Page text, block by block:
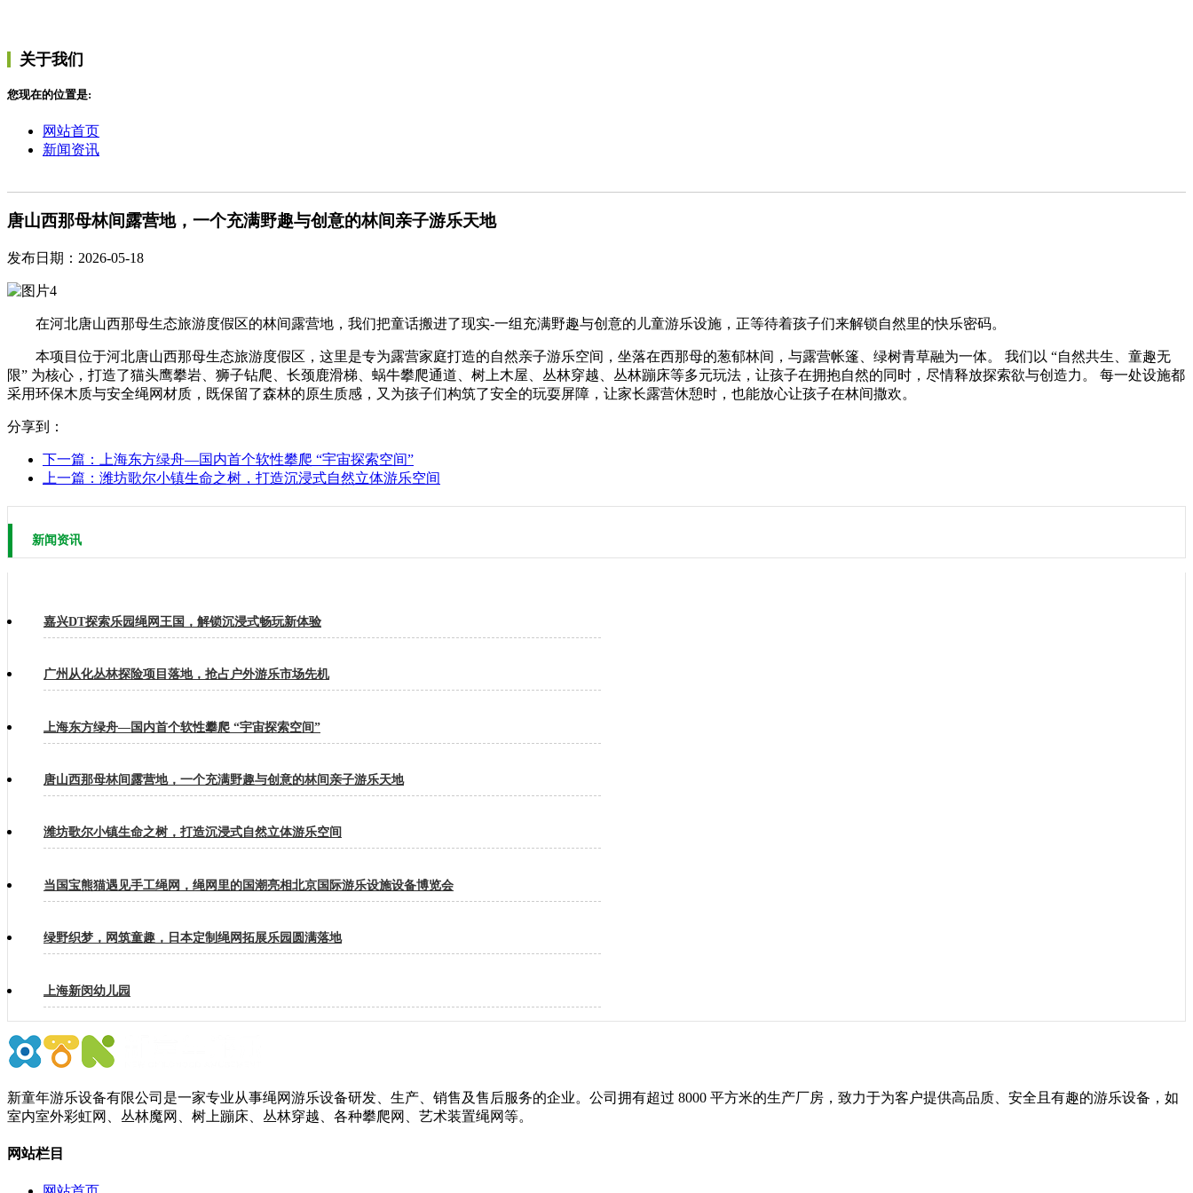
关于我们
您现在的位置是:
网站首页
新闻资讯
唐山西那母林间露营地，一个充满野趣与创意的林间亲子游乐天地
发布日期：2026-05-18
在河北唐山西那母生态旅游度假区的林间露营地，我们把童话搬进了现实-一组充满野趣与创意的儿童游乐设施，正等待着孩子们来解锁自然里的快乐密码。
本项目位于河北唐山西那母生态旅游度假区，这里是专为露营家庭打造的自然亲子游乐空间，坐落在西那母的葱郁林间，与露营帐篷、绿树青草融为一体。 我们以 “自然共生、童趣无
限” 为核心，打造了猫头鹰攀岩、狮子钻爬、长颈鹿滑梯、蜗牛攀爬通道、树上木屋、丛林穿越、丛林蹦床等多元玩法，让孩子在拥抱自然的同时，尽情释放探索欲与创造力。 每一处设施都
采用环保木质与安全绳网材质，既保留了森林的原生质感，又为孩子们构筑了安全的玩耍屏障，让家长露营休憩时，也能放心让孩子在林间撒欢。
分享到：
下一篇：
上海东方绿舟—国内首个软性攀爬 “宇宙探索空间”
上一篇： 潍坊歌尔小镇生命之树，打造沉浸式自然立体游乐空间
新闻资讯
嘉兴DT探索乐园绳网王国，解锁沉浸式畅玩新体验
广州从化丛林探险项目落地，抢占户外游乐市场先机
上海东方绿舟—国内首个软性攀爬 “宇宙探索空间”
唐山西那母林间露营地，一个充满野趣与创意的林间亲子游乐天地
潍坊歌尔小镇生命之树，打造沉浸式自然立体游乐空间
当国宝熊猫遇见手工绳网，绳网里的国潮亮相北京国际游乐设施设备博览会
绿野织梦，网筑童趣，日本定制绳网拓展乐园圆满落地
上海新闵幼儿园
新童年游乐设备有限公司是一家专业从事绳网游乐设备研发、生产、销售及售后服务的企业。公司拥有超过 8000 平方米的生产厂房，致力于为客户提供高品质、安全且有趣的游乐设备，如
室内室外彩虹网、丛林魔网、树上蹦床、丛林穿越、各种攀爬网、艺术装置绳网等。
网站栏目